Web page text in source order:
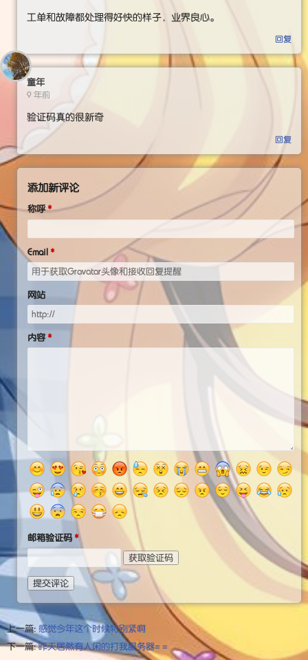
工单和故障都处理得好快的样子，业界良心。
回复
童年
9 年前
验证码真的很新奇
回复
添加新评论
称呼
Email
网站
内容
邮箱验证码
获取验证码
提交评论
上一篇: 感觉今年这个时候特别紧啊
下一篇:昨天居然有人闲的打我服务器= =